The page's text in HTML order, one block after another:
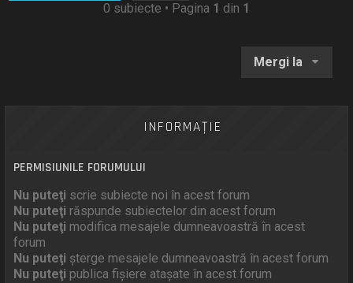
0 subiecte • Pagina 1 din 1
Mergi la
INFORMAŢIE
PERMISIUNILE FORUMULUI
Nu puteţi scrie subiecte noi în acest forum
Nu puteţi răspunde subiectelor din acest forum
Nu puteţi modifica mesajele dumneavoastră în acest
forum
Nu puteţi şterge mesajele dumneavoastră în acest forum
Nu puteţi publica fişiere ataşate în acest forum